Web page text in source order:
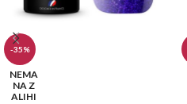
-35%
NEMA
NA Z
ALIHI